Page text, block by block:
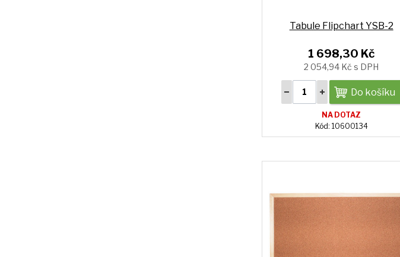
Tabule Flipchart YSB-2
1 698,30 Kč
2 054,94 Kč s DPH
Do košíku
NA DOTAZ
Kód: 10600134